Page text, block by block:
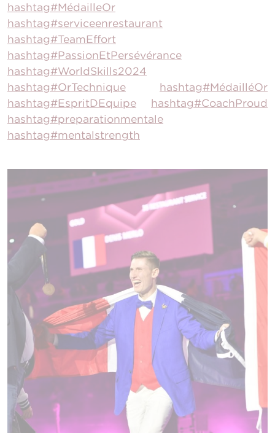
hashtag#MédailleOr
hashtag#serviceenrestaurant
hashtag#TeamEffort
hashtag#PassionEtPersévérance
hashtag#WorldSkills2024
hashtag#OrTechnique
hashtag#MédailléOr
hashtag#EspritDEquipe
hashtag#CoachProud
hashtag#preparationmentale
hashtag#mentalstrength